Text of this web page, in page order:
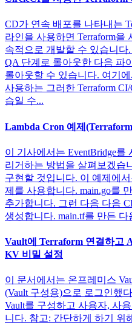
CD가 연속 배포를 나타내는
라인을 사용하면 Terraform을
속적으로 개발할 수 있습니
QA 단계로 롤아웃한 다음 파
롤아웃할 수 있습니다. 여기
사용하는 그러한 Terraform
습일 수...
Lambda Cron 예제
이 기사에서는 EventBridge
리거하는 방법을 살펴보겠습
구현할 것입니다. 이 예제에서
제를 사용합니다. main.go를
추가합니다. 그런 다음 다음
생성합니다. main.tf를 만든 다
Vault에 Terraform 연결하고
KV 비밀 설정
이 문서에서는 온프레미스
(Vault 구성용)으로 로그인했
Vault를 구성하고 사용자, 사
니다. 참고: 간단하게 하기 위